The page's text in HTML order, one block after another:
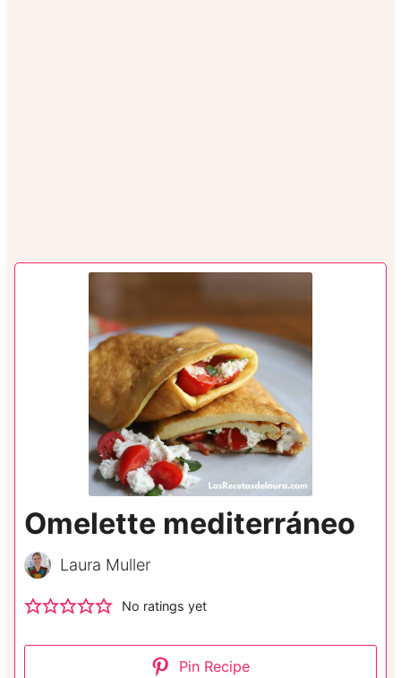
Omelette mediterráneo
Laura Muller
No ratings yet
Pin Recipe